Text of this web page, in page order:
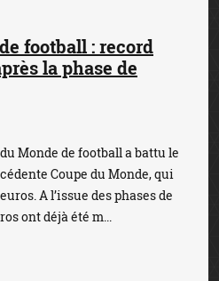
football : record
la phase de
Monde de football a battu le
Coupe du Monde, qui
A l’issue des phases de
ont déjà été m...